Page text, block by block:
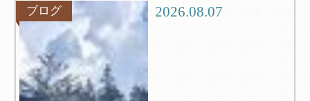
ブログ 2026.08.07